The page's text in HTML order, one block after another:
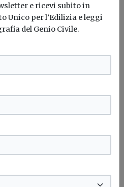
chiarezza sulla
NTC2018
di Torino, i massimi esperti
e ricevi subito in
Unico per l’Edilizia e leggi
del Genio Civile.